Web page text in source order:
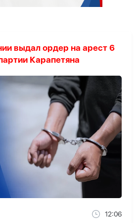
выдал ордер на арест 6
Карапетяна
12:06